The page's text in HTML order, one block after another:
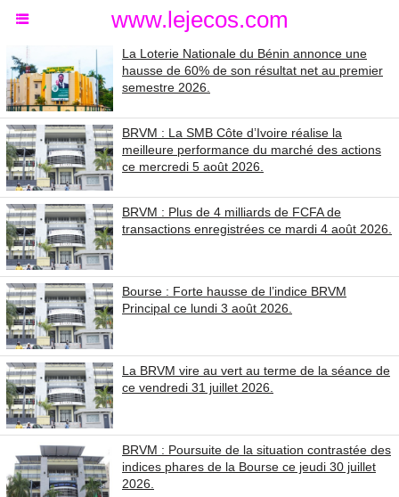
www.lejecos.com
La Loterie Nationale du Bénin annonce une
hausse de 60% de son résultat net au premier
semestre 2026.
BRVM : La SMB Côte d’Ivoire réalise la
meilleure performance du marché des actions
ce mercredi 5 août 2026.
BRVM : Plus de 4 milliards de FCFA de
transactions enregistrées ce mardi 4 août 2026.
Bourse : Forte hausse de l’indice BRVM
Principal ce lundi 3 août 2026.
La BRVM vire au vert au terme de la séance de
ce vendredi 31 juillet 2026.
BRVM : Poursuite de la situation contrastée des
indices phares de la Bourse ce jeudi 30 juillet
2026.